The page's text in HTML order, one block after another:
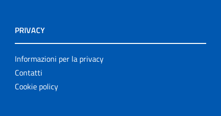
PRIVACY
Informazioni per la privacy
Contatti
Cookie policy